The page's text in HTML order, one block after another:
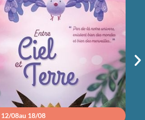
12/08au 18/08
ENTRE CIEL ET TERRE
sam 15/08
14h30